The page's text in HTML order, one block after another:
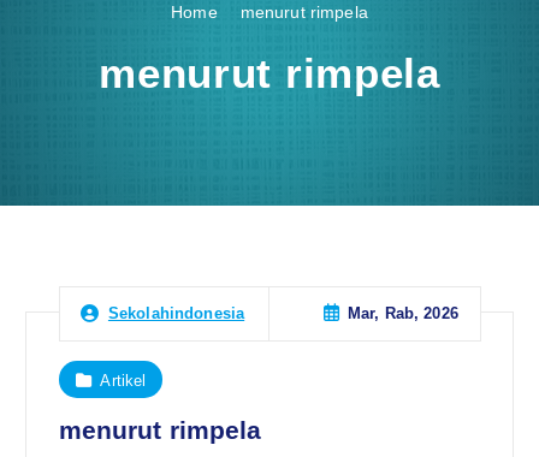
Home menurut rimpela
menurut rimpela
Sekolahindonesia Mar, Rab, 2026
Artikel
menurut rimpela